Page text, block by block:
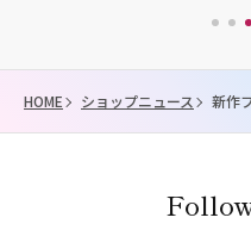
HOME ショップニュース 新作